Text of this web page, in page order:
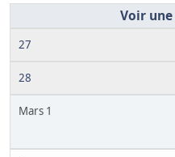
27
28
Mars 1